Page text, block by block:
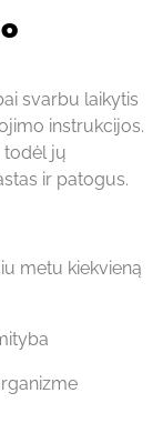
svarbu laikytis
instrukcijos.
todėl jų
ir patogus.
metu kiekvieną